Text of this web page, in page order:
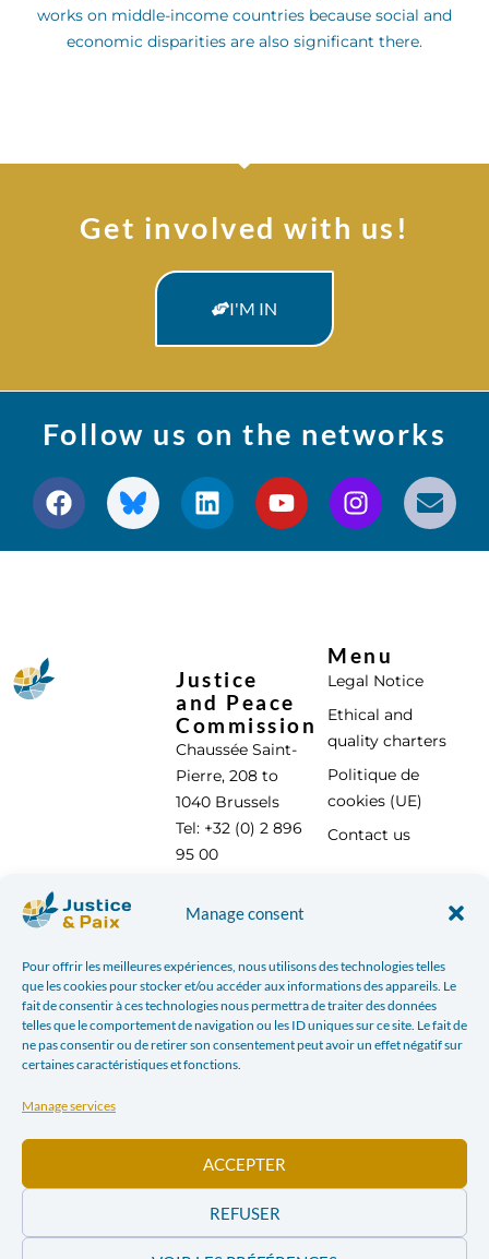
Manage consent
Pour offrir les meilleures expériences, nous utilisons des technologies telles
que les cookies pour stocker et/ou accéder aux informations des appareils. Le
fait de consentir à ces technologies nous permettra de traiter des données
telles que le comportement de navigation ou les ID uniques sur ce site. Le fait de
ne pas consentir ou de retirer son consentement peut avoir un effet négatif sur
certaines caractéristiques et fonctions.
Manage services
ACCEPTER
REFUSER
works on middle-income countries because social and
economic disparities are also significant there.
Get involved with us!
I'M IN
Follow us on the networks
Justice
and Peace
Commission
Chaussée Saint-
Pierre, 208 to
1040 Brussels
Tel: +32 (0) 2 896
95 00
Menu
Legal Notice
Ethical and
quality charters
Politique de
cookies (UE)
Contact us
With the support of :